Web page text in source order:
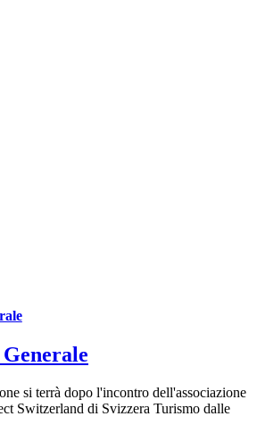
Generale
si terrà dopo l'incontro dell'associazione
Switzerland di Svizzera Turismo dalle